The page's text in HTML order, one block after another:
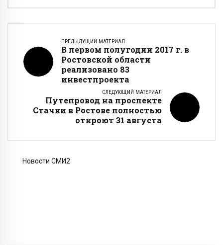
ПРЕДЫДУЩИЙ МАТЕРИАЛ
В первом полугодии 2017 г. в
Ростовской области
реализовано 83
инвестпроекта
СЛЕДУЮЩИЙ МАТЕРИАЛ
Путепровод на проспекте
Стачки в Ростове полностью
откроют 31 августа
Новости СМИ2